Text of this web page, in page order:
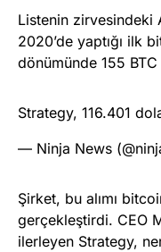
Listenin zirvesindeki
2020’de yaptığı ilk
dönümünde 155 BTC
Strategy, 116.401
— Ninja News
Şirket, bu alımı
gerçekleştirdi. CEO
ilerleyen Strategy,